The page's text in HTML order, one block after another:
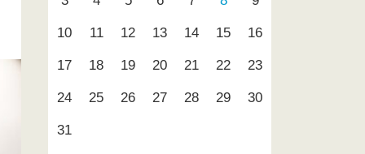
10 11 12 13 14 15 16
17 18 19 20 21 22 23
24 25 26 27 28 29 30
31